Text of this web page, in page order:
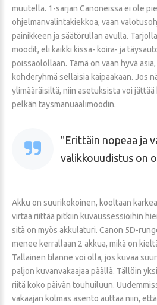
muutella. 1-sarjan Canoneissa ei ole
ohjelmanvalintakiekkoa, vaan
painikkeen ja säätörullan avulla.
moodit, eli kaikki kissa- koira- ja
poissaolollaan. Tämä on vaan hyvä
kohderyhmä sellaisia kaipaakaan. Jos
ylimääräisiltä, niin asetuksista voi
pelkän täysmanuaalimoodin.
Erittäin nopeaa ja
valikkouudistus on
Akku on suurikokoinen, kooltaan
virtaa riittää pitkiin kuvaussessioihin
sitä on myös akkulaturi. Canon 5D-
menee kerrallaan 2 akkua, mikä on
Tällainen tilanne voi olla, jos kuvaa
paljon kuvanvakaajaa päällä. Tällöin
riitä koko päivän touhuiluun.
vakaajan kolmas asento auttaa niin,